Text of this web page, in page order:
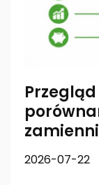
Przegląd
2026-07-22